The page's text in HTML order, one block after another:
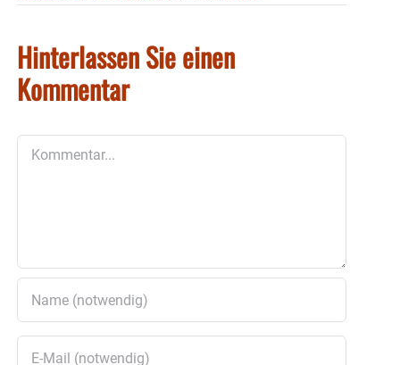
Hinterlassen Sie einen
Kommentar